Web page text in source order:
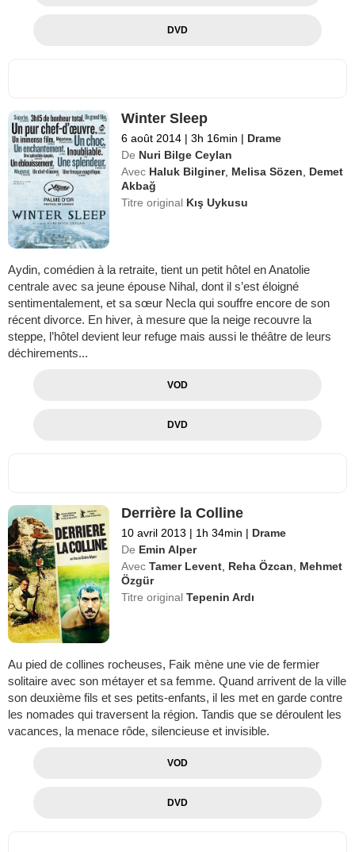
DVD
Winter Sleep
6 août 2014 | 3h 16min | Drame
De Nuri Bilge Ceylan
Avec Haluk Bilginer, Melisa Sözen
Demet
Akbağ
Titre original Kış Uykusu
Aydin, comédien à la retraite, tient un petit hôtel en Anatolie
centrale avec sa jeune épouse Nihal, dont il s’est éloigné
sentimentalement, et sa sœur Necla qui souffre encore de son
récent divorce. En hiver, à mesure que la neige recouvre la
steppe, l’hôtel devient leur refuge mais aussi le théâtre de leurs
déchirements...
VOD
DVD
Derrière la Colline
10 avril 2013 | 1h 34min | Drame
De Emin Alper
Avec Tamer Levent Reha Özcan
Mehmet
Özgür
Titre originalTepenin Ardı
Au pied de collines rocheuses, Faik mène une vie de fermier
solitaire avec son métayer et sa femme. Quand arrivent de la ville
son deuxième fils et ses petits-enfants, il les met en garde contre
les nomades qui traversent la région. Tandis que se déroulent les
vacances, la menace rôde, silencieuse et invisible.
VOD
DVD